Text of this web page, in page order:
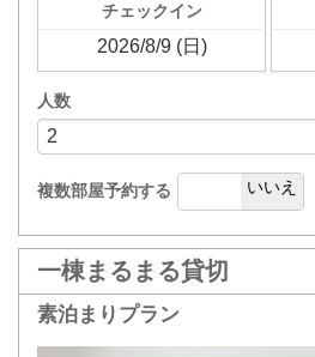
チェックイン
人数
複数部屋予約する
はい いいえ
一棟まるまる貸切
素泊まりプラン